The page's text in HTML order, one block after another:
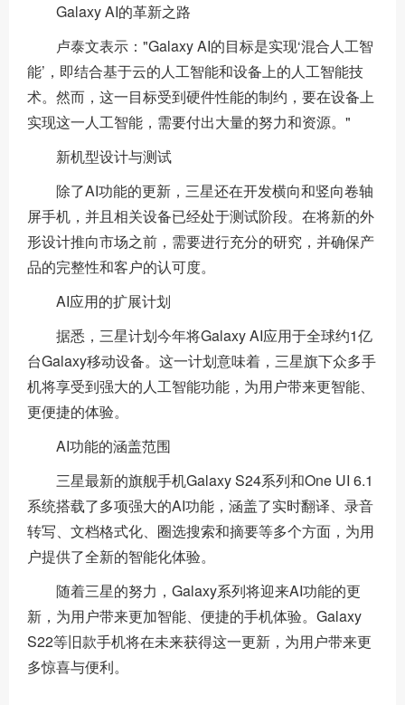
Galaxy AI的革新之路
卢泰文表示："Galaxy AI的目标是实现‘混合人工智
能’，即结合基于云的人工智能和设备上的人工智能技
术。然而，这一目标受到硬件性能的制约，要在设备上
实现这一人工智能，需要付出大量的努力和资源。"
新机型设计与测试
除了AI功能的更新，三星还在开发横向和竖向卷轴
屏手机，并且相关设备已经处于测试阶段。在将新的外
形设计推向市场之前，需要进行充分的研究，并确保产
品的完整性和客户的认可度。
AI应用的扩展计划
据悉，三星计划今年将Galaxy AI应用于全球约1亿
台Galaxy移动设备。这一计划意味着，三星旗下众多手
机将享受到强大的人工智能功能，为用户带来更智能、
更便捷的体验。
AI功能的涵盖范围
三星最新的旗舰手机Galaxy S24系列和One UI 6.1
系统搭载了多项强大的AI功能，涵盖了实时翻译、录音
转写、文档格式化、圈选搜索和摘要等多个方面，为用
户提供了全新的智能化体验。
随着三星的努力，Galaxy系列将迎来AI功能的更
新，为用户带来更加智能、便捷的手机体验。Galaxy
S22等旧款手机将在未来获得这一更新，为用户带来更
多惊喜与便利。